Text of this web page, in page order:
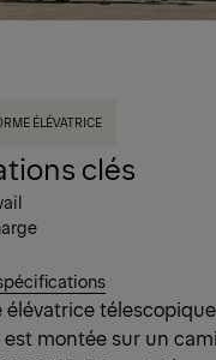
ÉLÉVATRICE
clés
élévatrice
montée sur un